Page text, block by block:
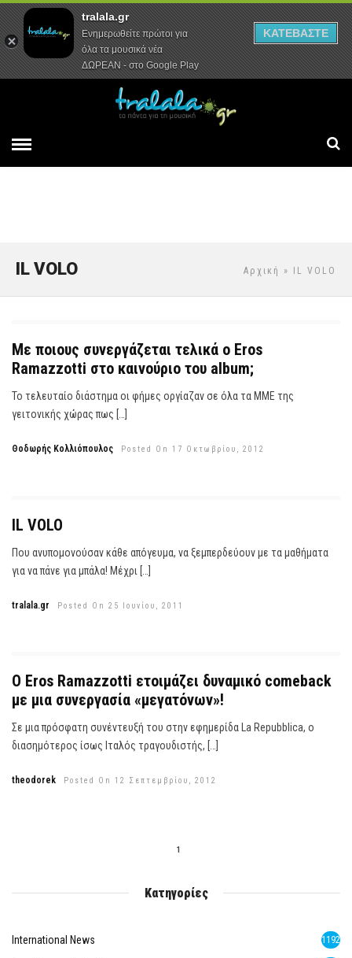
Αρχική Συνεντεύξεις Ρεπορτάζ
Αρχική » IL VOLO
IL VOLO
Με ποιους συνεργάζεται τελικά ο Eros
Ramazzotti στο καινούριο του album;
Το τελευταίο διάστημα οι φήμες οργίαζαν σε όλα τα ΜΜΕ της
γειτονικής χώρας πως […]
Θοδωρής Κολλιόπουλος Posted On 17 Οκτωβρίου, 2012
IL VOLO
Που ανυπομονούσαν κάθε απόγευμα, να ξεμπερδεύουν με τα μαθήματα
για να πάνε για μπάλα! Μέχρι […]
tralala.gr Posted On 25 Ιουνίου, 2011
O Eros Ramazzotti ετοιμάζει δυναμικό comeback
με μια συνεργασία «μεγατόνων»!
Σε μια πρόσφατη συνέντευξή του στην εφημερίδα La Repubblica, ο
διασημότερος ίσως Ιταλός τραγουδιστής, […]
theodorek Posted On 12 Σεπτεμβρίου, 2012
1
Κατηγορίες
International News 1192
tralala.gr
Ενημερωθείτε πρώτοι για
όλα τα μουσικά νέα
ΔΩΡΕΑΝ - στο Google Play
ΚΑΤΕΒΑΣΤΕ